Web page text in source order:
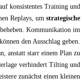
verbessern, fokussiere dich
regelmäßig deine
zu identifizieren und zu
klare, präzise Anrufe
dynamisch an den Gegner
Pause nach einer
positive Spielmentalität.